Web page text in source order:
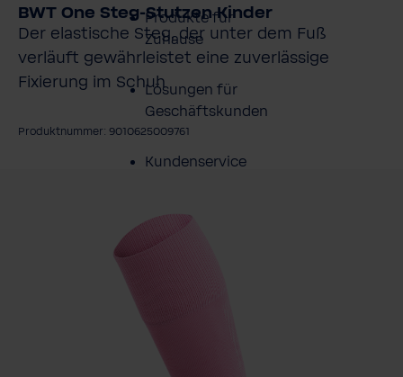
Produkte für
Zuhause
Lösungen für
Geschäftskunden
Kundenservice
Über BWT
BWT One Steg-Stutzen Kinder
Der elastische Steg, der unter dem Fuß
verläuft gewährleistet eine zuverlässige
Fixierung im Schuh
Produktnummer: 9010625009761